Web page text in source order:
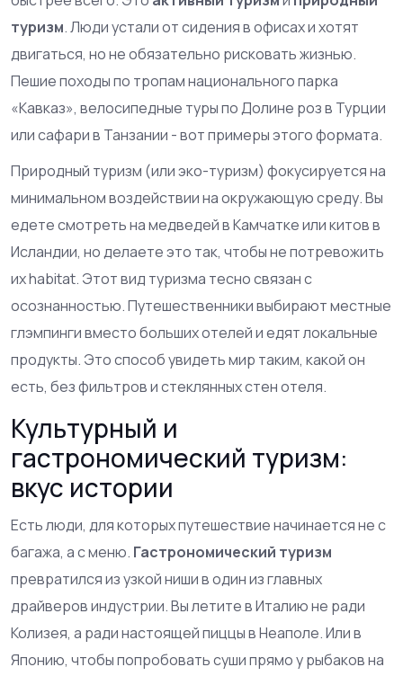
туризм. Люди устали от сидения в офисах и хотят
двигаться, но не обязательно рисковать жизнью.
Пешие походы по тропам национального парка
«Кавказ», велосипедные туры по Долине роз в Турции
или сафари в Танзании - вот примеры этого формата.
Природный туризм (или эко-туризм) фокусируется на
минимальном воздействии на окружающую среду. Вы
едете смотреть на медведей в Камчатке или китов в
Исландии, но делаете это так, чтобы не потревожить
их habitat. Этот вид туризма тесно связан с
осознанностью. Путешественники выбирают местные
глэмпинги вместо больших отелей и едят локальные
продукты. Это способ увидеть мир таким, какой он
есть, без фильтров и стеклянных стен отеля.
Культурный и
гастрономический туризм:
вкус истории
Есть люди, для которых путешествие начинается не с
багажа, а с меню. Гастрономический туризм
превратился из узкой ниши в один из главных
драйверов индустрии. Вы летите в Италию не ради
Колизея, а ради настоящей пиццы в Неаполе. Или в
Японию, чтобы попробовать суши прямо у рыбаков на